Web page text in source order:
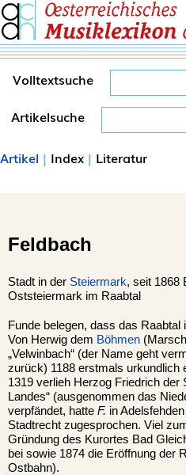
Volltextsuche
Artikelsuche
Artikel | Index | Literatur
Feldbach
Stadt in der Steiermark, seit 1868
Oststeiermark im Raabtal
Funde belegen, dass das
Von Herwig dem Böhmen
„Velwinbach“ (der Name geht
zurück) 1188 erstmals urkundlich
1319 verlieh Herzog Friedrich der
Landes“ (ausgenommen das
verpfändet, hatte F. in
Stadtrecht zugesprochen. Viel
Gründung des Kurortes Bad
bei sowie 1874 die Eröffnung der
Ostbahn).